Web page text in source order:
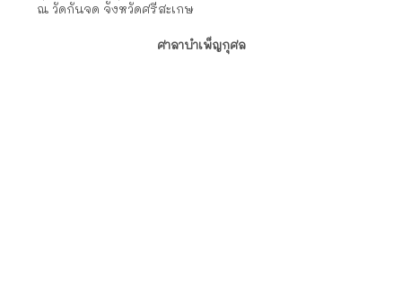
ณ วัดกันจด จังหวัดศรีสะเกษ
ศาลาบำเพ็ญกุศล